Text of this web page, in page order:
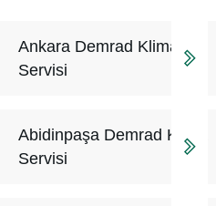
Ankara Demrad Klima
Servisi
Abidinpaşa Demrad Klima
Servisi